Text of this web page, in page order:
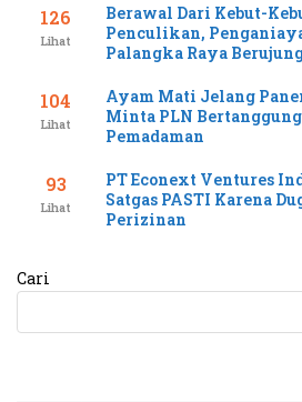
126
Lihat
Berawal Dari Kebut-
Penculikan,
Palangka Raya
104
Lihat
Ayam Mati Jelang
Minta PLN
Pemadaman
93
Lihat
PT Econext Ventures
Satgas PASTI Karena
Perizinan
Cari